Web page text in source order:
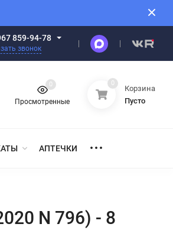
859-94-78
звонок
Просмотренные
0 0
Корзина
Пусто
АПТЕЧКИ
N 796) - 8